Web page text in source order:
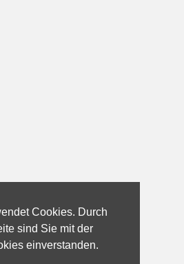
Cookies. Durch
sind Sie mit der
einverstanden.